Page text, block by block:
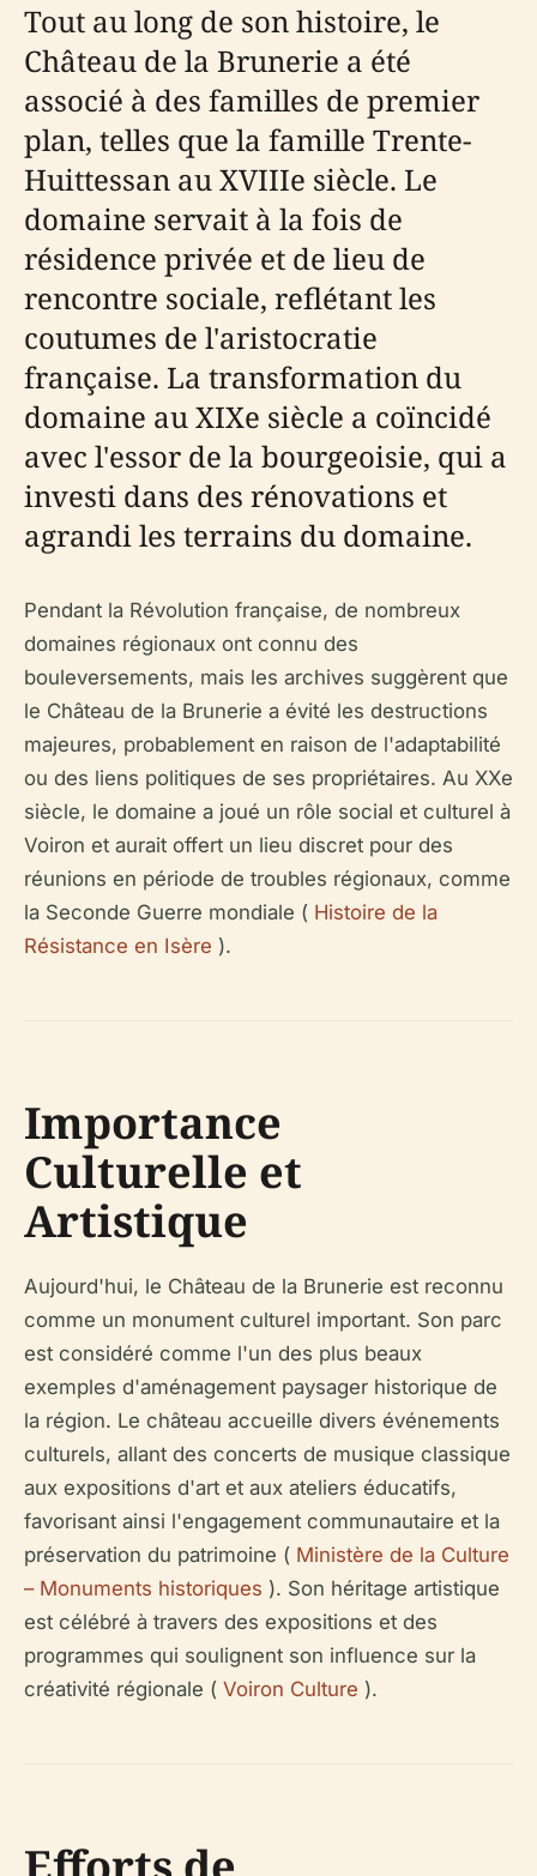
Tout au long de son histoire, le
Château de la Brunerie a été
associé à des familles de premier
plan, telles que la famille Trente-
Huittessan au XVIIIe siècle. Le
domaine servait à la fois de
résidence privée et de lieu de
rencontre sociale, reflétant les
coutumes de l'aristocratie
française. La transformation du
domaine au XIXe siècle a coïncidé
avec l'essor de la bourgeoisie, qui a
investi dans des rénovations et
agrandi les terrains du domaine.
Pendant la Révolution française, de nombreux
domaines régionaux ont connu des
bouleversements, mais les archives suggèrent que
le Château de la Brunerie a évité les destructions
majeures, probablement en raison de l'adaptabilité
ou des liens politiques de ses propriétaires. Au XXe
siècle, le domaine a joué un rôle social et culturel à
Voiron et aurait offert un lieu discret pour des
réunions en période de troubles régionaux, comme
la Seconde Guerre mondiale ( Histoire de la
Résistance en Isère ).
Importance
Culturelle et
Artistique
Aujourd'hui, le Château de la Brunerie est reconnu
comme un monument culturel important. Son parc
est considéré comme l'un des plus beaux
exemples d'aménagement paysager historique de
la région. Le château accueille divers événements
culturels, allant des concerts de musique classique
aux expositions d'art et aux ateliers éducatifs,
favorisant ainsi l'engagement communautaire et la
préservation du patrimoine ( Ministère de la Culture
– Monuments historiques ). Son héritage artistique
est célébré à travers des expositions et des
programmes qui soulignent son influence sur la
créativité régionale ( Voiron Culture ).